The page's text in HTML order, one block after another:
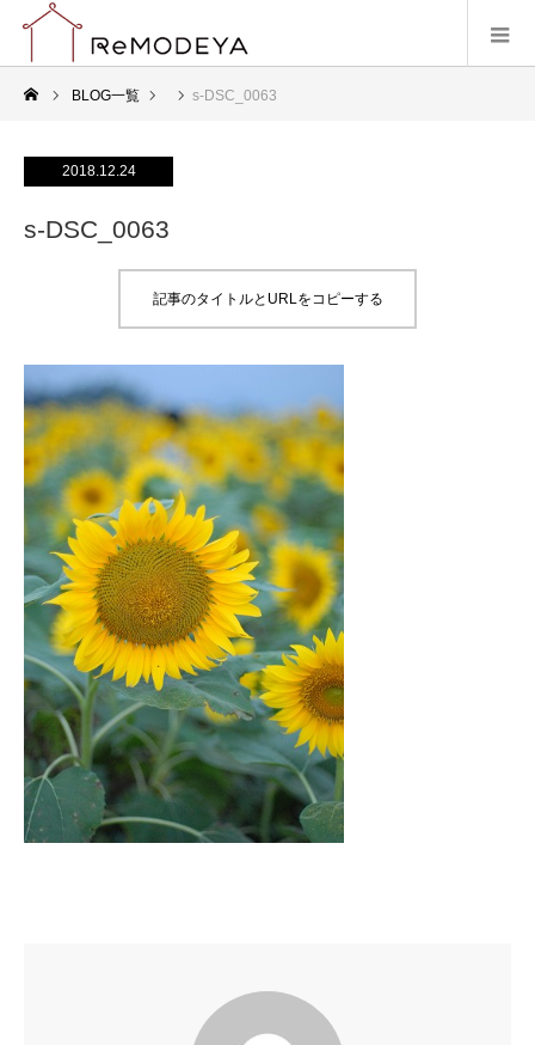
BLOG一覧 s-DSC_0063
2018.12.24
s-DSC_0063
記事のタイトルとURLをコピーする